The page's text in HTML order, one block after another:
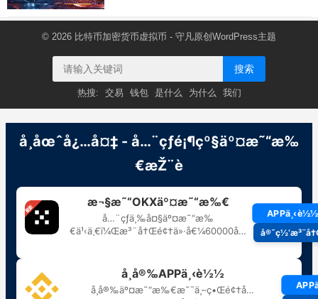
© 2026 比特币加密货币虚拟币 - 守凡原创 WordPress主题
搜索
热搜: 交易 钱包 是什么 为什么 我们